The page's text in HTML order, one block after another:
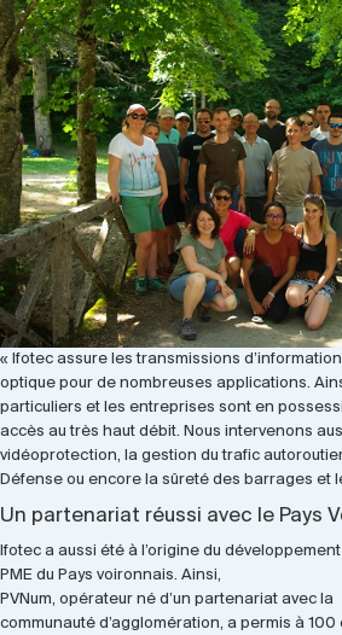
« Ifotec assure les transmissions
optique pour de nombreuses applications.
particuliers et les entreprises sont en
accès au très haut débit. Nous intervenons
vidéoprotection, la gestion du trafic
Défense ou encore la sûreté des barrages et
Un partenariat réussi avec le Pays
Ifotec a aussi été à l’origine du
PME du Pays voironnais. Ainsi,
PVNum, opérateur né d’un partenariat avec la
communauté d’agglomération, a permis à